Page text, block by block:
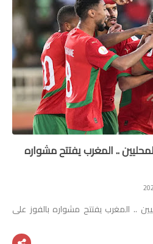
.. المغرب يفتتح مشواره
.. المغرب يفتتح مشواره بالفوز على